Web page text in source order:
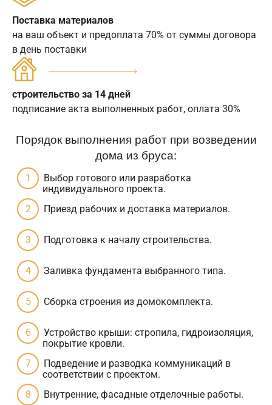
Поставка материалов
на ваш объект и предоплата 70% от суммы договора
в день поставки
строительство за 14 дней
подписание акта выполненных работ, оплата 30%
Порядок выполнения работ при возведении
дома из бруса:
Выбор готового или разработка
индивидуального проекта.
Приезд рабочих и доставка материалов.
Подготовка к началу строительства.
Заливка фундамента выбранного типа.
Сборка строения из домокомплекта.
Устройство крыши: стропила, гидроизоляция,
покрытие кровли.
Подведение и разводка коммуникаций в
соответствии с проектом.
Внутренние, фасадные отделочные работы.